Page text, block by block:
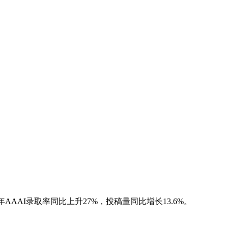
录取率同比上升27%，投稿量同比增长13.6%。